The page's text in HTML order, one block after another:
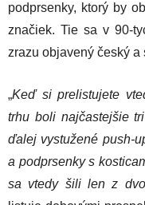
podprsenky, ktorý by
značiek. Tie sa v 90-
zrazu objavený český a
„Keď si prelistujete
trhu boli najčastejšie
ďalej vystužené push-
a podprsenky s
sa vtedy šili len z